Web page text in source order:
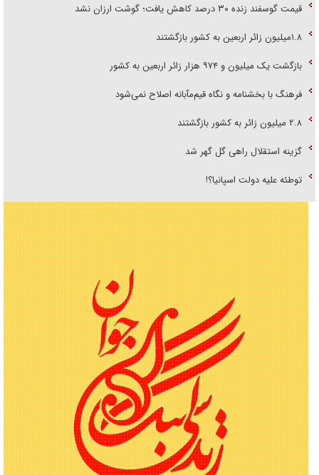
قیمت گوسفند زنده ۳۰ درصد کاهش یافت؛ گوشت ارزان نشد
۱.۸میلیون زائر اربعین به کشور بازگشتند
بازگشت یک میلیون و ۹۷۴ هزار زائر اربعین به کشور
فرهنگ با بخشنامه و نگاه قیم‌مآبانه اصلاح نمی‌شود
۲.۸ میلیون زائر به کشور بازگشتند
گزینه استقلال راهی گل گهر شد
توطئه علیه دولت اسپانیا؟!